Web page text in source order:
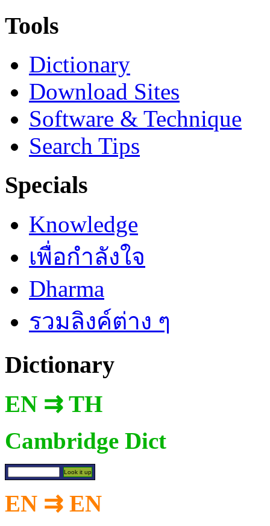
Tools
Dictionary
Download Sites
Software & Technique
Search Tips
Specials
Knowledge
เพื่อกำลังใจ
Dharma
รวมลิงค์ต่าง ๆ
Dictionary
EN ⇉ TH
Cambridge Dict
EN ⇉ EN